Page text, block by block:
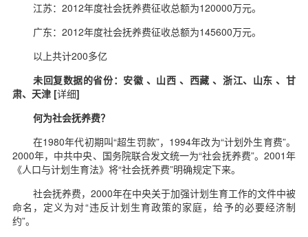
江苏：2012年度社会抚养费征收总额为120000万元。
广东：2012年度社会抚养费征收总额为145600万元。
以上共计200多亿
未回复数据的省份：安徽 、山西 、西藏 、浙江、山东 、甘
肃、天津 [详细]
何为社会抚养费？
在1980年代初期叫“超生罚款”，1994年改为“计划外生育费”。
2000年，中共中央、国务院联合发文统一为“社会抚养费”。2001年
《人口与计划生育法》将“社会抚养费”明确规定下来。
社会抚养费，2000年在中央关于加强计划生育工作的文件中被
命名，定义为对“违反计划生育政策的家庭，给予的必要经济制
约”。